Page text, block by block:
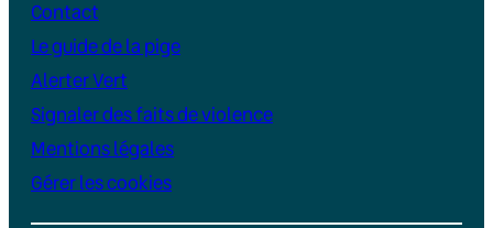
Contact
Le guide de la pige
Alerter Vert
Signaler des faits de violence
Mentions légales
Gérer les cookies